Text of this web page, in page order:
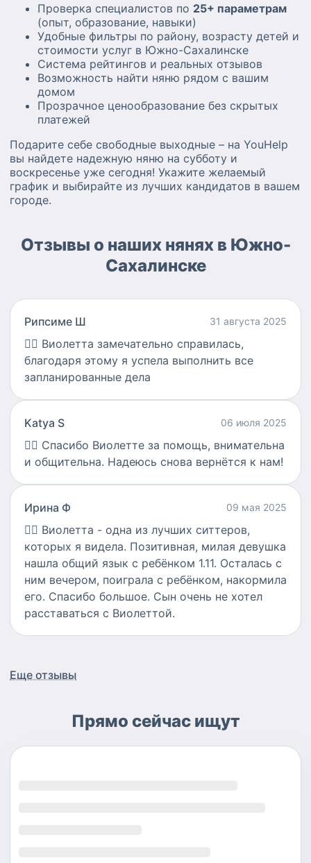
Проверка специалистов по 25+ параметрам
(опыт, образование, навыки)
Удобные фильтры по району, возрасту детей и
стоимости услуг в Южно-Сахалинске
Система рейтингов и реальных отзывов
Возможность найти няню рядом с вашим
домом
Прозрачное ценообразование без скрытых
платежей
Подарите себе свободные выходные – на YouHelp
вы найдете надежную няню на субботу и
воскресенье уже сегодня! Укажите желаемый
график и выбирайте из лучших кандидатов в вашем
городе.
Отзывы о наших нянях в Южно-
Сахалинске
Рипсиме Ш 31 августа 2025
👍🏻 Виолетта замечательно справилась,
благодаря этому я успела выполнить все
запланированные дела
Katya S 06 июля 2025
👍🏻 Спасибо Виолетте за помощь, внимательна
и общительна. Надеюсь снова вернётся к нам!
Ирина Ф 09 мая 2025
👍🏻 Виолетта - одна из лучших ситтеров,
которых я видела. Позитивная, милая девушка
нашла общий язык с ребёнком 1.11. Осталась с
ним вечером, поиграла с ребёнком, накормила
его. Спасибо большое. Сын очень не хотел
расставаться с Виолеттой.
Еще отзывы
Прямо сейчас ищут